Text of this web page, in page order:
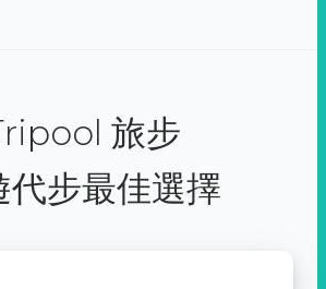
旅步
代步最佳選擇